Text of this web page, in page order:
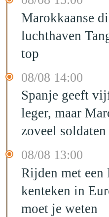
Marokkaanse
luchthaven
top
08/08 14:00
Spanje geeft
leger, maar
zoveel soldaten
08/08 13:00
Rijden met een
kenteken in
moet je weten